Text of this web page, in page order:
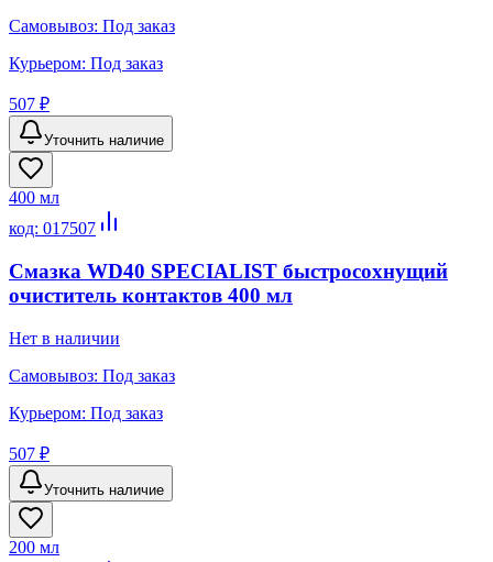
Самовывоз: Под заказ
Курьером: Под заказ
507 ₽
Уточнить наличие
400 мл
код: 017507
Смазка WD40 SPECIALIST быстросохнущий
очиститель контактов 400 мл
Нет в наличии
Самовывоз: Под заказ
Курьером: Под заказ
507 ₽
Уточнить наличие
200 мл